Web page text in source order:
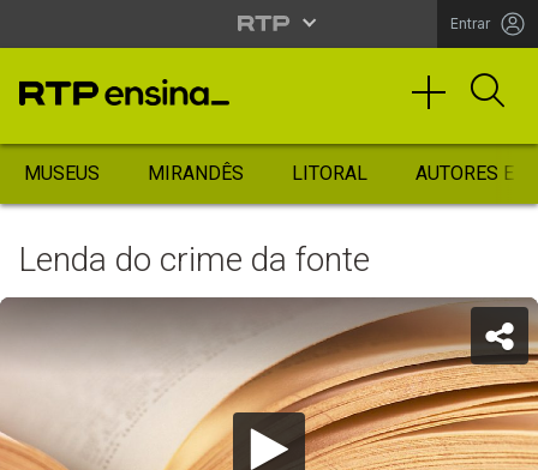
Entrar
MUSEUS MIRANDÊS LITORAL AUTORES
Lenda do crime da fonte